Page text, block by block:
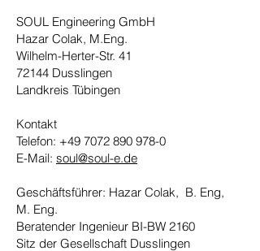
SOUL Engineering GmbH
Hazar Colak, M.Eng.
Wilhelm-Herter-Str. 41
72144 Dusslingen
Landkreis Tübingen
Kontakt
Telefon: +49 7072 890 978-0
E-Mail: soul@soul-e.de
Geschäftsführer: Hazar Colak, B. Eng,
M. Eng.
Beratender Ingenieur BI-BW 2160
Sitz der Gesellschaft Dusslingen